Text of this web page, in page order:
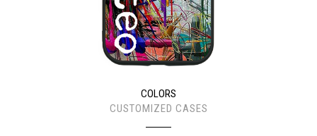
COLORS
CUSTOMIZED CASES